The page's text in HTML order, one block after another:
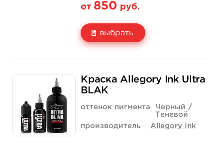
от 850 руб.
выбрать
Количество
850 руб.
купить купить
Краска Allegory Ink Ultra
BLAK
оттенок пигмента
Черный /
Теневой
производитель
Allegory Ink